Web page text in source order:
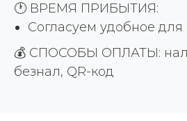
🕐 ВРЕМЯ ПРИБЫТИЯ:
Согласуем удобное для
💰 СПОСОБЫ ОПЛАТЫ:
безнал, QR-код